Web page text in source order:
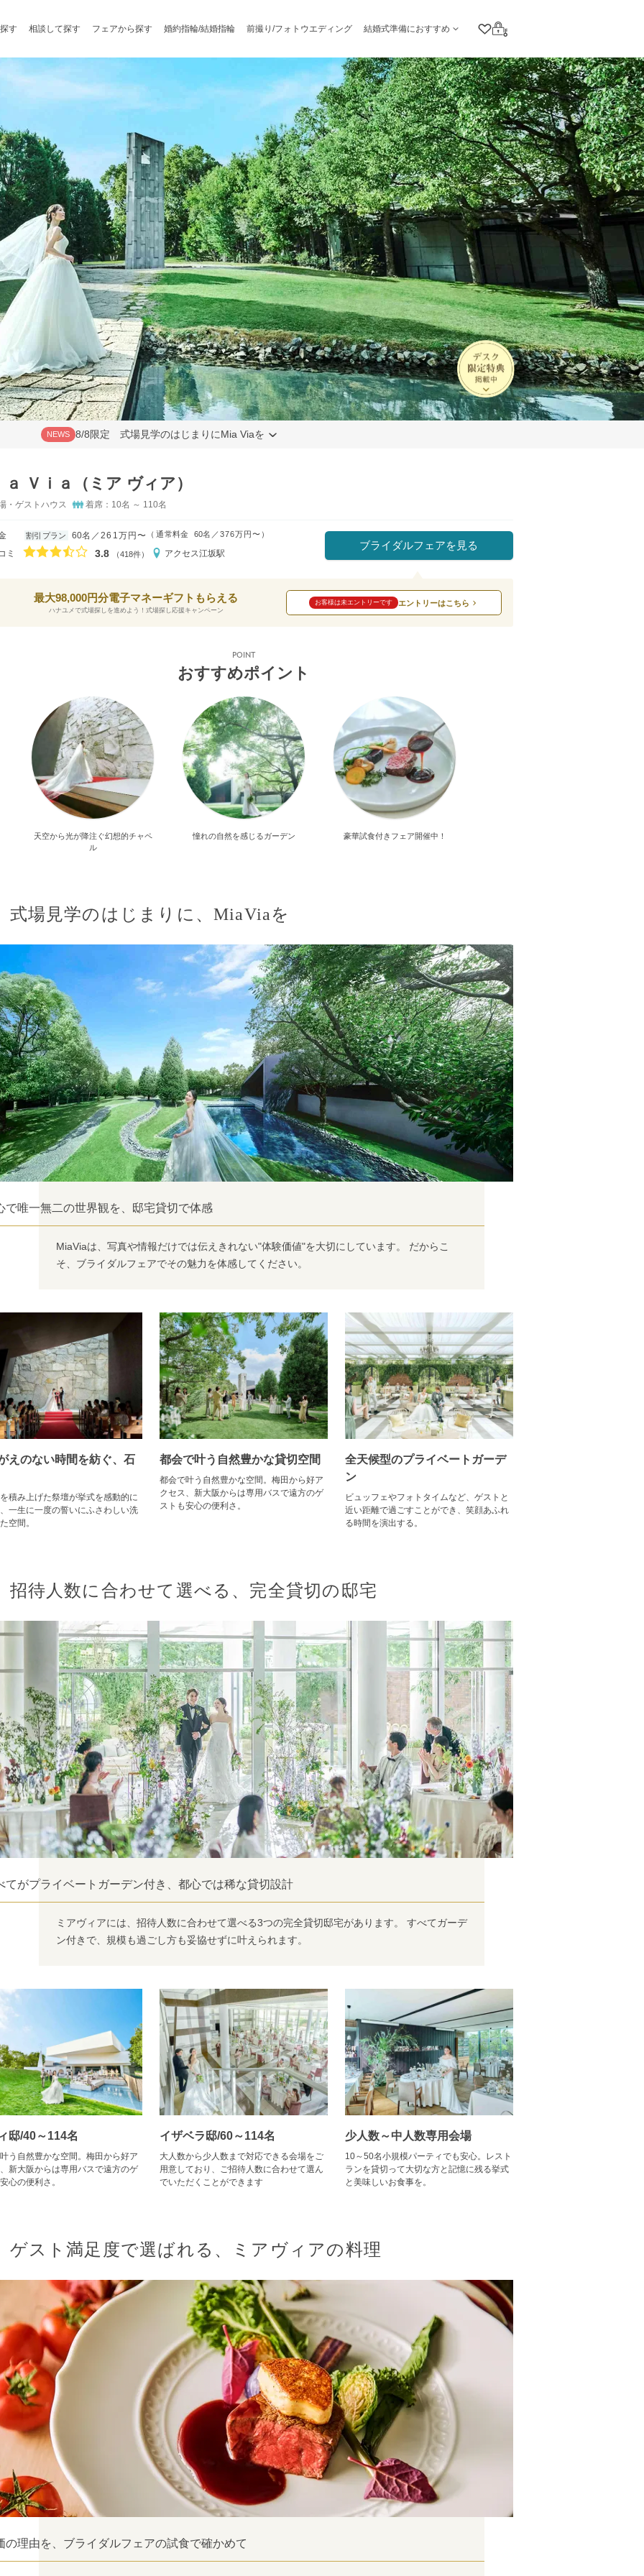
す 相談して探す フェアから探す 婚約指輪/結婚指輪 前撮り/フォトウエディング 結婚式準備におすすめ
クリップリスト
ログイン
NEWS 8/8限定 式場見学のはじまりにMia Viaを
ａ Ｖｉａ（ミア ヴィア）
・ゲストハウス 着席：10名 ～ 110名
割引プラン 60名 261万円〜 （ 通常料金 60名 376万円〜 ）
ミ 口コミ評価
3.8 （418件） アクセス江坂駅
ブライダルフェアを見る
最大98,000円分電子マネーギフトもらえる
ハナユメで式場探しを進めよう！式場探し応援キャンペーン
お客様は未エントリーです エントリーはこちら
POINT
おすすめポイント
天空から光が降注ぐ幻想的チャペ
ル
憧れの自然を感じるガーデン 豪華試食付きフェア開催中！
式場見学のはじまりに、MiaViaを
で唯一無二の世界観を、邸宅貸切で体感
MiaViaは、写真や情報だけでは伝えきれない"体験価値"を大切にしています。 だからこ
そ、ブライダルフェアでその魅力を体感してください。
えのない時間を紡ぐ、石
積み上げた祭壇が挙式を感動的に
一生に一度の誓いにふさわしい洗
空間。
都会で叶う自然豊かな貸切空間
都会で叶う自然豊かな空間。梅田から好ア
クセス、新大阪からは専用バスで遠方のゲ
ストも安心の便利さ。
全天候型のプライベートガーデ
ン
ビュッフェやフォトタイムなど、ゲストと
近い距離で過ごすことができ、笑顔あふれ
る時間を演出する。
招待人数に合わせて選べる、完全貸切の邸宅
てがプライベートガーデン付き、都心では稀な貸切設計
ミアヴィアには、招待人数に合わせて選べる3つの完全貸切邸宅があります。 すべてガーデ
ン付きで、規模も過ごし方も妥協せずに叶えられます。
邸/40～114名
う自然豊かな空間。梅田から好ア
新大阪からは専用バスで遠方のゲ
心の便利さ。
イザベラ邸/60～114名
大人数から少人数まで対応できる会場をご
用意しており、ご招待人数に合わせて選ん
でいただくことができます
少人数～中人数専用会場
10～50名小規模パーティでも安心。レスト
ランを貸切って大切な方と記憶に残る挙式
と美味しいお食事を。
ゲスト満足度で選ばれる、ミアヴィアの料理
の理由を、ブライダルフェアの試食で確かめて